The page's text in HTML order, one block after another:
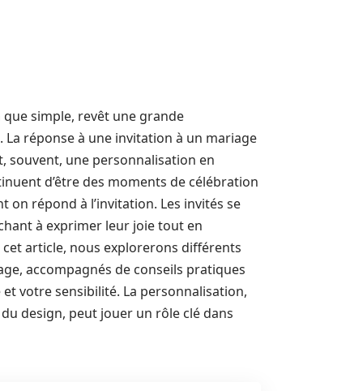
simple, revêt une grande
réponse à une invitation à un mariage
souvent, une personnalisation en
d’être des moments de célébration
répond à l’invitation. Les invités se
à exprimer leur joie tout en
article, nous explorerons différents
accompagnés de conseils pratiques
votre sensibilité. La personnalisation,
design, peut jouer un rôle clé dans